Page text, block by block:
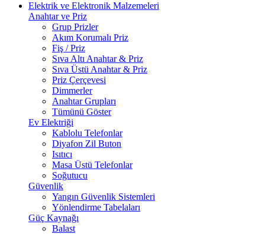
Elektrik ve Elektronik Malzemeleri
Anahtar ve Priz
Grup Prizler
Akım Korumalı Priz
Fiş / Priz
Sıva Altı Anahtar & Priz
Sıva Üstü Anahtar & Priz
Priz Çerçevesi
Dimmerler
Anahtar Grupları
Tümünü Göster
Ev Elektriği
Kablolu Telefonlar
Diyafon Zil Buton
Isıtıcı
Masa Üstü Telefonlar
Soğutucu
Güvenlik
Yangın Güvenlik Sistemleri
Yönlendirme Tabelaları
Güç Kaynağı
Balast